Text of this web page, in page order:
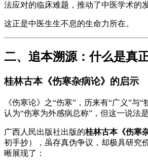
法应对的临床难题，推动了中医学术的发
这正是中医生生不息的生命力所在。
二、追本溯源：什么是真
桂林古本《伤寒杂病论》的启示
《伤寒论》之“伤寒”，历来有“广义”与
认为“伤寒为外感病总称”，但这一说法
广西人民出版社出版的桂林古本《伤寒
初手抄），虽存真伪争议，却极具研究
晰展现了：